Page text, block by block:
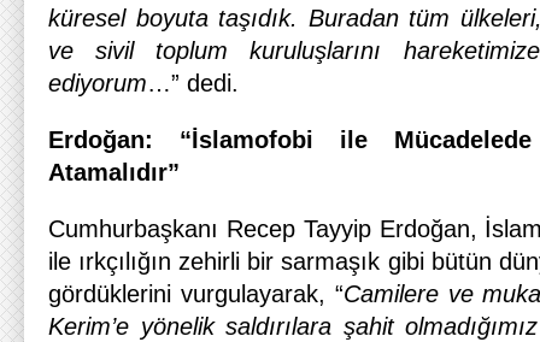
küresel boyuta taşıdık. Buradan tüm
ve sivil toplum kuruluşlarını
ediyorum…” dedi.
Erdoğan: “İslamofobi ile
Atamalıdır”
Cumhurbaşkanı Recep Tayyip Erdoğan,
ile ırkçılığın zehirli bir sarmaşık gibi bütün
gördüklerini vurgulayarak, “Camilere ve
Kerim’e yönelik saldırılara şahit